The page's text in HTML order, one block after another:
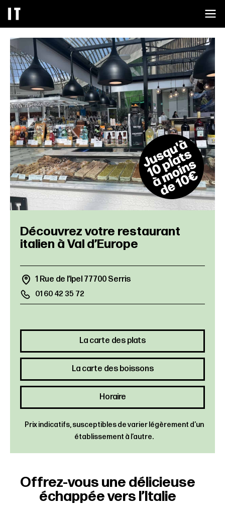
1 Rue de l’Ipel 77700 Serris
01 60 42 35 72
La carte des plats
La carte des boissons
Horaire
Prix indicatifs, susceptibles de varier légèrement d’un
établissement à l’autre.
Offrez-vous une délicieuse
échappée vers l’Italie